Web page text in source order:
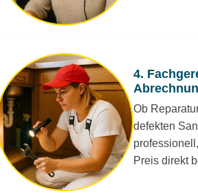
4.
Ob
defekten
Preis direkt